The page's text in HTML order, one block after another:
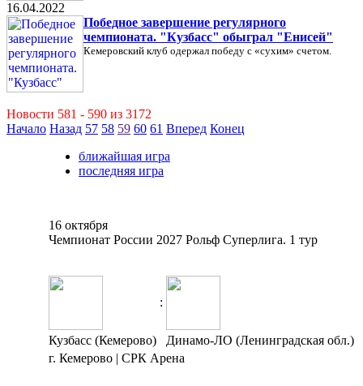
16.04.2022
Победное завершение регулярного
чемпионата. "Кузбасс" обыграл "Енисей"
Кемеровский клуб одержал победу с «сухим» счетом.
Новости 581 - 590 из 3172
Начало Назад 57 58 59 60 61 Вперед Конец
ближайшая игра
последняя игра
16 октября
Чемпионат России 2027 Рольф Суперлига. 1 тур
:
Кузбасс (Кемерово)
Динамо-ЛО (Ленинградская обл.)
г. Кемерово | СРК Арена